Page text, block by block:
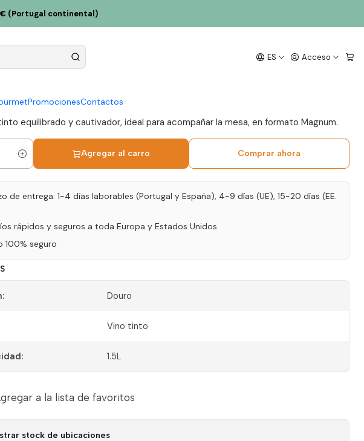
ES Acceso
PromocionesContactos
€ (Portugal continental)
Touriga Chã Magnum
equilibrado y cautivador, ideal para acompañar la mesa, en formato Magnum.
Agregar al carro Comprar ahora
de entrega: 1-4 días laborables (Portugal y España), 4-9 días (UE), 15-20 días (EE.
rápidos y seguros a toda Europa y Estados Unidos.
100% seguro
Douro
Vino tinto
1.5L
a la lista de favoritos
stock de ubicaciones